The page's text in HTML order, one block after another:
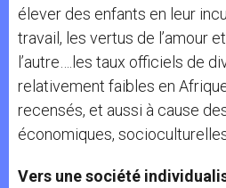
élever des enfants en leur
travail, les vertus de l’amour
l’autre….les taux officiels de
relativement faibles en
recensés, et aussi à cause
économiques,
Vers une société